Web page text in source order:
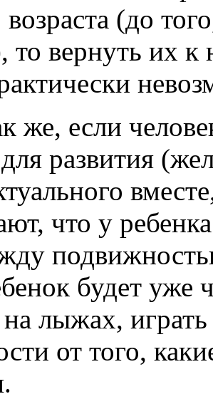
(до
вернуть их к
же, если
развития
что у
будет уже
на лыжах,
от того,